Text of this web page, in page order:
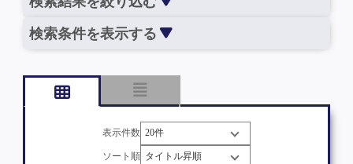
検索条件を表示する
表示件数
ソート順